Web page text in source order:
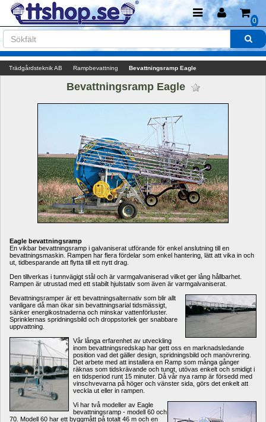
0
Trädgårdsteknik AB Rampbevattning Bevattningsramp Eagle
Bevattningsramp Eagle
Eagle bevattningsramp
En vikbar bevattningsramp i galvaniserat utförande för enkel anslutning till en
bevattningsmaskin. Rampen har flera fördelar som enkel hantering, lätt att vika in och
ut, tidbesparande att flytta till ett nytt drag.
Den tillverkas i tunnvägigt stål och är varmgalvaniserad vilket ger lång hållbarhet.
Rampen är utrustad med ett stabilt hjulstativ som även är varmgalvaniserat.
Bevattningsramper är ett bevattningsalternativ som blir allt
vanligare då man ökar sin bevattningsarial tidsmässigt,
sänker energikostnaderna och minskar vattenförluster.
Sprinklernas spridningsbild och droppstorlek ger snabbare
uppvattning.
Vår långa erfarenhet av utveckling
inom bevattningsredskap har gett oss en marknadsledande
position vad det gäller design, spridningsbild och manövrering.
Det arbete med att installera en Ramp som många gånger
räknas som tidskrävande och tungt, utövas enkelt och smidigt i
en tidsperiod runt 15 minuter. Då vår nya ramp är försedd med
vinschvevarna på höger och vänster sida, görs det enkelt att
veckla ut eller in rampen.
Vi har två modeller av Eagle
bevattningsramp - modell 60 och
70. Modell 60 har ett byggmått på totalt 46 m och en